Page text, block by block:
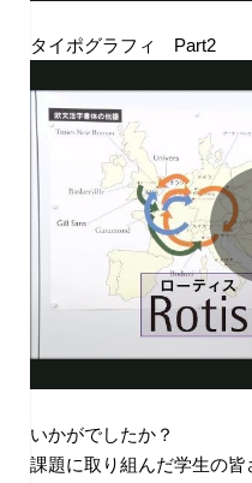
タイポグラフィ Part2
いかがでしたか？
課題に取り組んだ学生の